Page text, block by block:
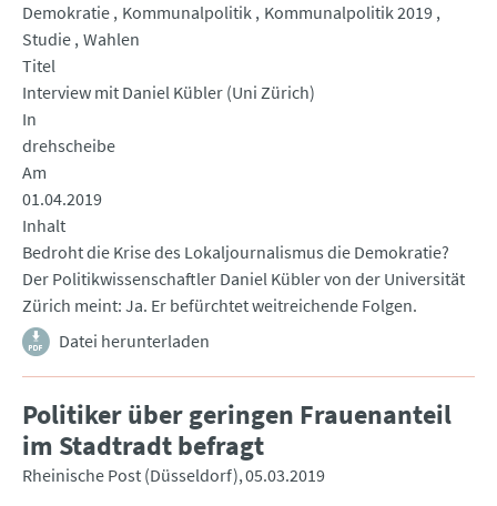
Demokratie Kommunalpolitik Kommunalpolitik 2019
Studie Wahlen
Titel
Interview mit Daniel Kübler (Uni Zürich)
In
drehscheibe
Am
01.04.2019
Inhalt
Bedroht die Krise des Lokaljournalismus die Demokratie?
Der Politikwissenschaftler Daniel Kübler von der Universität
Zürich meint: Ja. Er befürchtet weitreichende Folgen.
Datei herunterladen
Politiker über geringen Frauenanteil
im Stadtradt befragt
Rheinische Post (Düsseldorf) 05.03.2019